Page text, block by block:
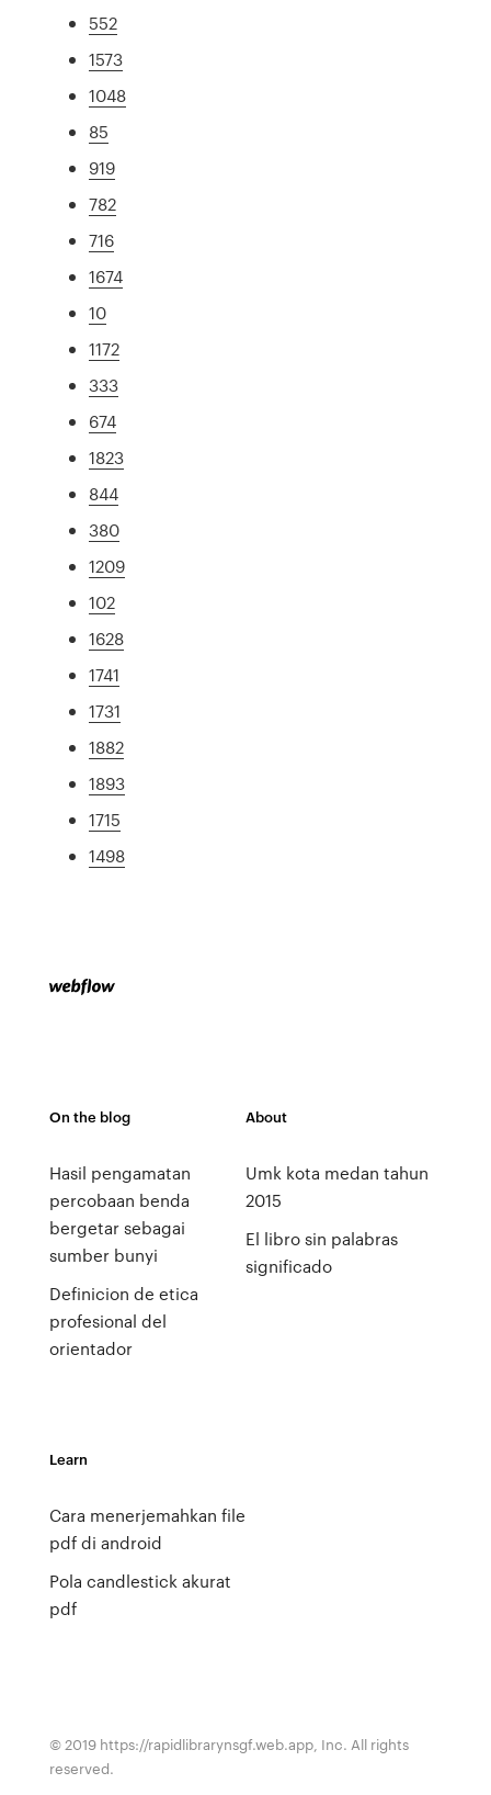
552
1573
1048
85
919
782
716
1674
10
1172
333
674
1823
844
380
1209
102
1628
1741
1731
1882
1893
1715
1498
On the blog
Hasil pengamatan
percobaan benda
bergetar sebagai
sumber bunyi
Definicion de etica
profesional del
orientador
About
Umk kota medan tahun
2015
El libro sin palabras
significado
Learn
Cara menerjemahkan file
pdf di android
Pola candlestick akurat
pdf
© 2019 https://rapidlibrarynsgf.web.app, Inc. All rights
reserved.